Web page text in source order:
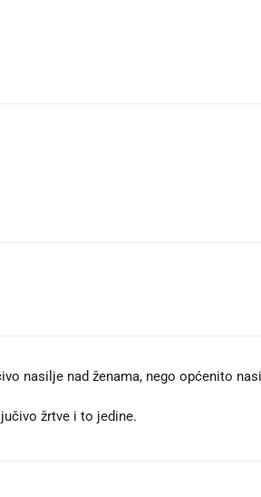
nasilje nad ženama, nego općenito
žrtve i to jedine.